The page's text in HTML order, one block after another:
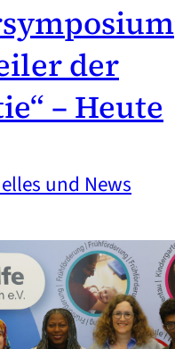
der
– Heute
und News